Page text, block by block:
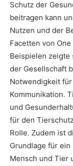
Schutz der
beitragen kann
Nutzen und der
Facetten von
Beispielen zeigte
der Gesellschaft
Notwendigkeit
Kommunikation.
und
für den
Rolle. Zudem ist
Grundlage für
Mensch und Tier